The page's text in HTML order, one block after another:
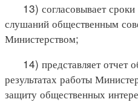
13) согласовывает сроки
слушаний общественным
Министерством;
14) представляет отчет
результатах работы
защиту общественных